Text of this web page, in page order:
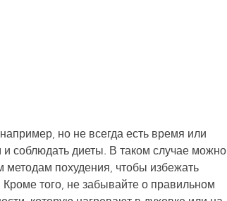
соблюдать диеты. В таком случае можно
методам похудения, чтобы избежать
того, не забывайте о правильном